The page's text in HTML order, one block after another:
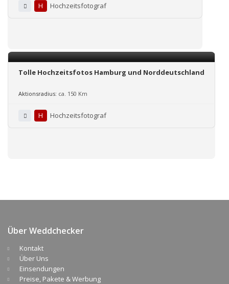
H Hochzeitsfotograf
Tolle Hochzeitsfotos Hamburg und Norddeutschland
Aktionsradius: ca. 150 Km
H Hochzeitsfotograf
Über Weddchecker
Kontakt
Über Uns
Einsendungen
Preise, Pakete & Werbung